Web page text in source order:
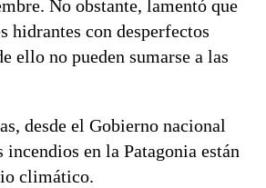
No obstante, lamentó que
hidrantes con desperfectos
ello no pueden sumarse a las
desde el Gobierno nacional
incendios en la Patagonia están
climático.